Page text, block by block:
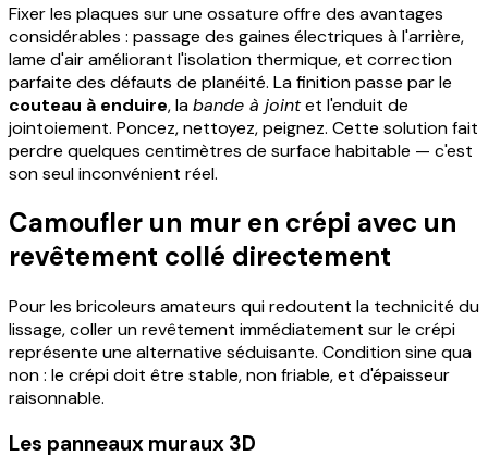
Fixer les plaques sur une ossature offre des avantages
considérables : passage des gaines électriques à l'arrière,
lame d'air améliorant l'isolation thermique, et correction
parfaite des défauts de planéité. La finition passe par le
couteau à enduire, labande à jointet l'enduit de
jointoiement. Poncez, nettoyez, peignez. Cette solution fait
perdre quelques centimètres de surface habitable — c'est
son seul inconvénient réel.
Camoufler un mur en crépi avec un
revêtement collé directement
Pour les bricoleurs amateurs qui redoutent la technicité du
lissage, coller un revêtement immédiatement sur le crépi
représente une alternative séduisante. Condition sine qua
non : le crépi doit être stable, non friable, et d'épaisseur
raisonnable.
Les panneaux muraux 3D